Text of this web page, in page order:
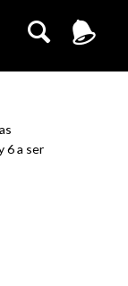
6 a ser